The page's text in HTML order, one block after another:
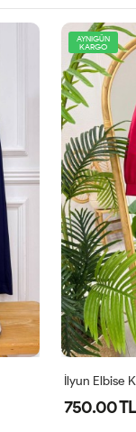
AYNIGÜN
KARGO
İlyun Elbise
750.00 TL